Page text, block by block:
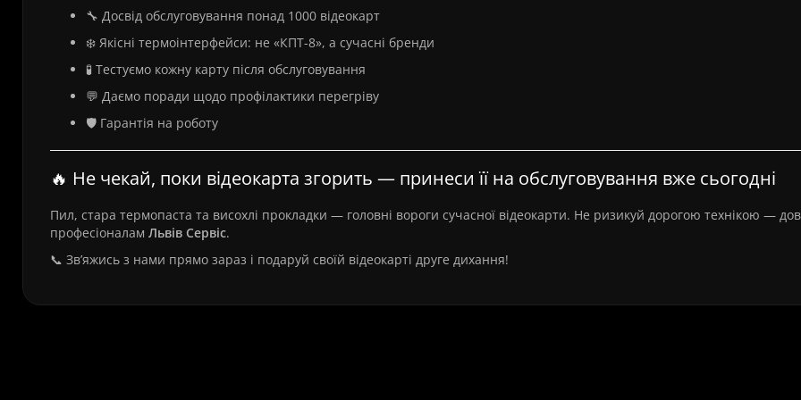
🔧 Досвід обслуговування понад 1000 відеокарт
❄️ Якісні термоінтерфейси: не «КПТ-8», а сучасні бренди
🧪 Тестуємо кожну карту після обслуговування
💬 Даємо поради щодо профілактики перегріву
🛡️ Гарантія на роботу
🔥 Не чекай, поки відеокарта згорить — принеси її на обслуговування вже сьогодні
Пил, стара термопаста та висохлі прокладки — головні вороги сучасної відеокарти. Не ризикуй дорогою технікою —
професіоналам Львів Сервіс.
📞 Зв’яжись з нами прямо зараз і подаруй своїй відеокарті друге дихання!